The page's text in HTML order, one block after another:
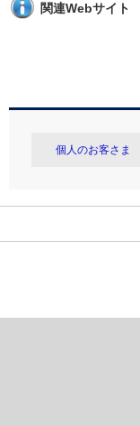
関連Webサイト
個人のお客さま